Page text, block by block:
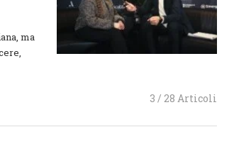
ma
3 / 28 Articoli